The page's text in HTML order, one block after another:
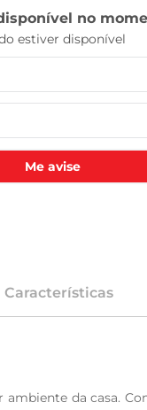
Me avise
Características
da casa.